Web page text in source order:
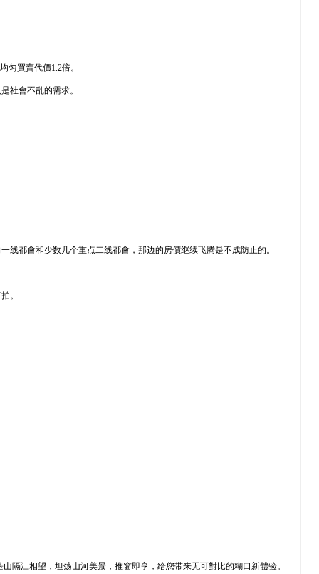
匀買賣代價1.2倍。
社會不乱的需求。
都會和少数几个重点二线都會，那边的房價继续飞腾是不成防止的。
。
隔江相望，坦荡山河美景，推窗即享，给您带来无可對比的糊口新體验。